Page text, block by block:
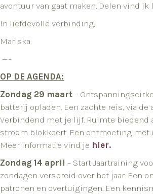
avontuur van gaat maken. Delen vind ik
In liefdevolle verbinding,
Mariska
—–
OP DE AGENDA:
Zondag 29 maart –
batterij opladen. Een zachte reis, via de
Verbindend met je lijf. Ruimte biedend
stroom blokkeert. Een ontmoeting met
Meer informatie vind je hier.
Zondag 14 april – Start Jaartraining
zondagen verspreid over het jaar. Een
patronen en overtuigingen. Een